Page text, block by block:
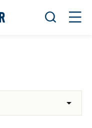
Öppna